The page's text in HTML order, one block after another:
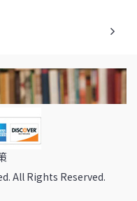
All Rights Reserved.